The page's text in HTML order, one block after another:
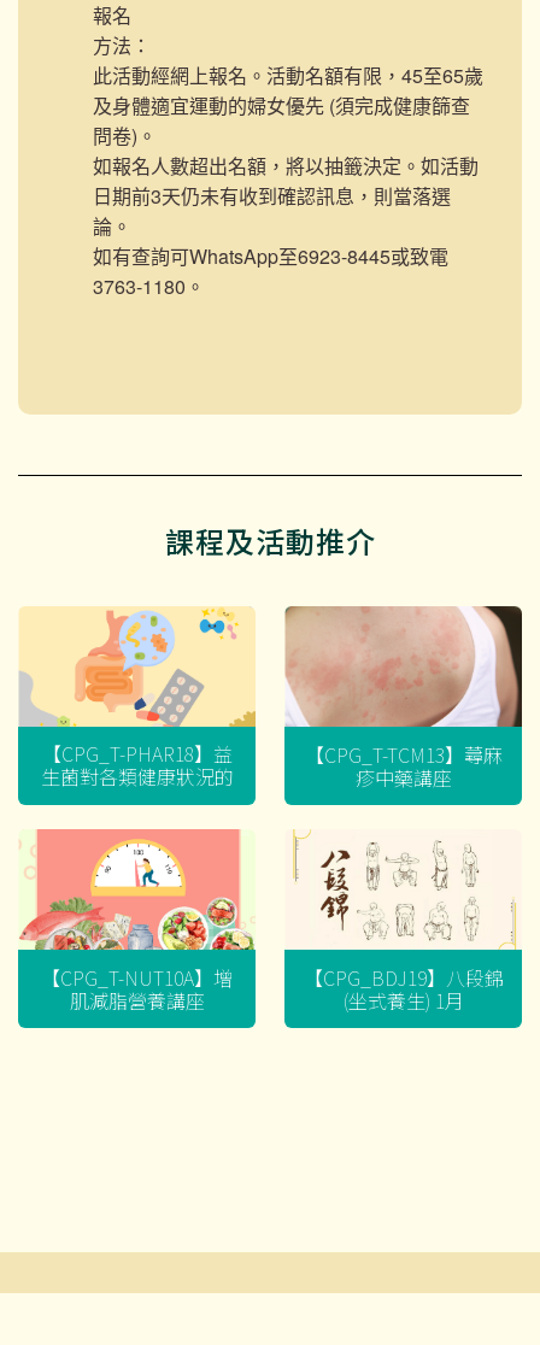
報名
方法：
此活動經網上報名。活動名額有限，45至65歲
及身體適宜運動的婦女優先 (須完成健康篩查
問卷)。
如報名人數超出名額，將以抽籤決定。如活動
日期前3天仍未有收到確認訊息，則當落選
論。
如有查詢可WhatsApp至6923-8445或致電
3763-1180。
課程及活動推介
【CPG_T-PHAR18】益
生菌對各類健康狀況的
迷思
【CPG_T-TCM13】蕁麻
疹中藥講座
【CPG_T-NUT10A】增
肌減脂營養講座
【CPG_BDJ19】八段錦
(坐式養生) 1月
章